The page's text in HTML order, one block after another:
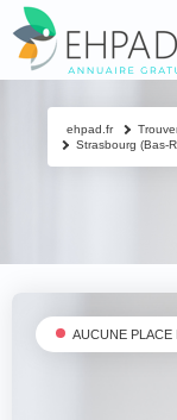
AUCUNE PLACE
ehpad.fr
Strasbourg (Bas-